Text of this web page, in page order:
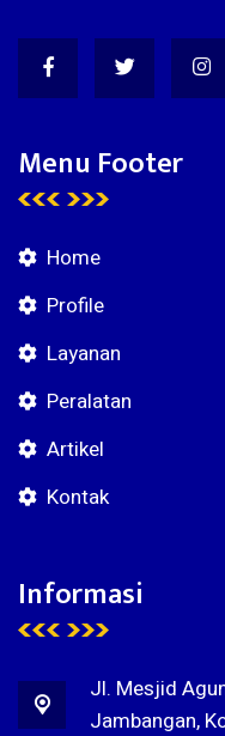
Menu Footer
Home
Profile
Layanan
Peralatan
Artikel
Kontak
Informasi
Jl. Mesjid
Jambangan,